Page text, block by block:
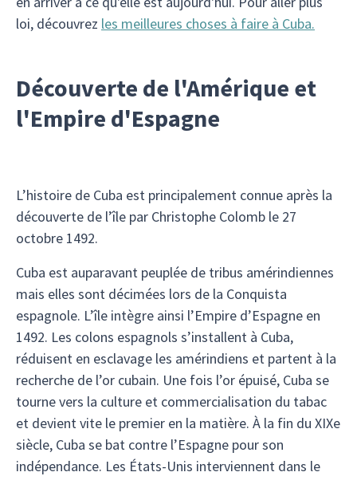
loi, découvrez les meilleures choses à faire à Cuba.
Découverte de l'Amérique et
l'Empire d'Espagne
L’histoire de Cuba est principalement connue après la
découverte de l’île par Christophe Colomb le 27
octobre 1492.
Cuba est auparavant peuplée de tribus amérindiennes
mais elles sont décimées lors de la Conquista
espagnole. L’île intègre ainsi l’Empire d’Espagne en
1492. Les colons espagnols s’installent à Cuba,
réduisent en esclavage les amérindiens et partent à la
recherche de l’or cubain. Une fois l’or épuisé, Cuba se
tourne vers la culture et commercialisation du tabac
et devient vite le premier en la matière. À la fin du XIXe
siècle, Cuba se bat contre l’Espagne pour son
indépendance. Les États-Unis interviennent dans le